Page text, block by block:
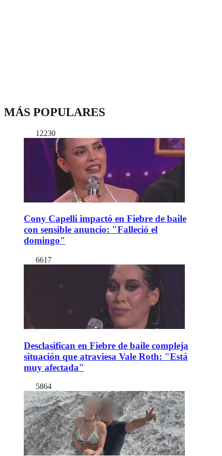
MÁS POPULARES
12230
Cony Capelli impactó en Fiebre de baile
con sensible anuncio: "Falleció el
domingo"
6617
Desclasifican en Fiebre de baile compleja
situación que atraviesa Vale Roth: "Está
muy afectada"
5864